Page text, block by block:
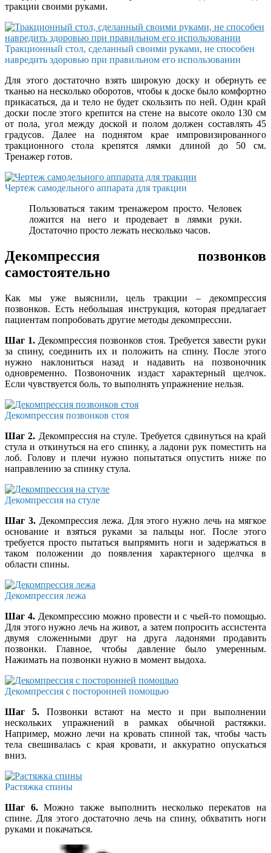
тракции своими руками.
Тракционный стол, сделанный своими руками, не способен
навредить здоровью при правильном его использовании
Для этого достаточно взять широкую доску и обернуть ее
тканью на несколько оборотов, чтобы к доске было комфортно
прикасаться, да и тело не будет скользить по ней. Один край
доски после этого крепится на стене на высоте около 130 см
от пола, угол между доской и полом должен составлять 45
градусов. Далее на поднятом крае импровизированного
тракционного стола крепятся лямки длиной до 50 см.
Тренажер готов.
Чертеж самодельного аппарата для тракции
Пользоваться таким тренажером просто. Человек
ложится на него и продевает в лямки руки.
Достаточно просто лежать несколько часов.
Декомпрессия позвонков
самостоятельно
Как мы уже выяснили, цель тракции – декомпрессия
позвонков. Есть небольшая инструкция, которая предлагает
пациентам попробовать другие методы декомпрессии.
Шаг 1. Декомпрессия позвонков стоя. Требуется завести руки
за спину, соединить их и положить на спину. После этого
нужно наклониться назад и надавить на позвоночник
одновременно. Позвоночник издаст характерный щелчок.
Если чувствуется боль, то выполнять упражнение нельзя.
Декомпрессия позвонков стоя
Шаг 2. Декомпрессия на стуле. Требуется сдвинуться на край
стула и откинуться на его спинку, а ладони рук поместить на
лоб. Голову и плечи нужно попытаться опустить ниже по
направлению за спинку стула.
Декомпрессия на стуле
Шаг 3.Декомпрессия лежа. Для этого нужно лечь на мягкое
основание и взяться руками за пальцы ног. После этого
требуется просто пытаться выпрямить ноги и задержаться в
таком положении до появления характерного щелчка в
области спины.
Декомпрессия лежа
Шаг 4.Декомпрессию можно провести и с чьей-то помощью.
Для этого нужно лечь на живот, а затем попросить ассистента
двумя сложенными друг на друга ладонями продавить
позвонки. Главное, чтобы давление было умеренным.
Нажимать на позвонки нужно в момент выдоха.
Декомпрессия с посторонней помощью
Шаг 5.Позвонки встают на место и при выполнении
нескольких упражнений в рамках обычной растяжки.
Например, можно лечи на кровать спиной так, чтобы часть
тела свешивалась с края кровати, и аккуратно опускаться
вниз.
Растяжка спины
Шаг 6.Можно также выполнить несколько перекатов на
спине. Для этого достаточно лечь на спину, обхватить ноги
руками и покачаться.